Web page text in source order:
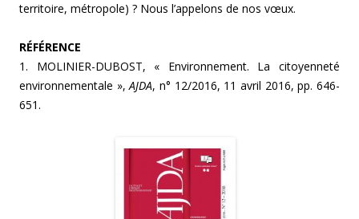
territoire, métropole) ? Nous l’appelons de nos vœux.
RÉFÉRENCE
1. MOLINIER-DUBOST, « Environnement. La citoyenneté
environnementale »,AJDA, n° 12/2016, 11 avril 2016, pp. 646-
651.